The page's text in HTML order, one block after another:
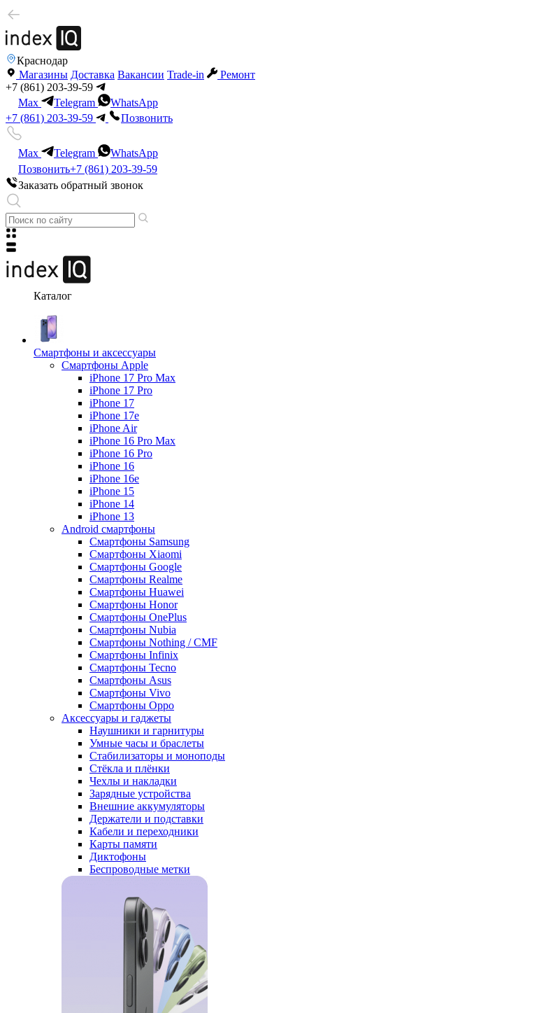
Краснодар
Магазины Доставка Вакансии Trade-in
Ремонт
+7 (861) 203-39-59
Max
Telegram
WhatsApp
+7 (861) 203-39-59
Позвонить
Max Telegram
WhatsApp
Позвонить+7 (861) 203-39-59
Заказать обратный звонок
Каталог
Смартфоны и аксессуары
Смартфоны Apple
iPhone 17 Pro Max
iPhone 17 Pro
iPhone 17
iPhone 17e
iPhone Air
iPhone 16 Pro Max
iPhone 16 Pro
iPhone 16
iPhone 16e
iPhone 15
iPhone 14
iPhone 13
Android cмартфоны
Смартфоны Samsung
Смартфоны Xiaomi
Смартфоны Google
Смартфоны Realme
Смартфоны Huawei
Смартфоны Honor
Смартфоны OnePlus
Смартфоны Nubia
Смартфоны Nothing / CMF
Смартфоны Infinix
Смартфоны Tecno
Смартфоны Asus
Смартфоны Vivo
Смартфоны Oppo
Аксессуары и гаджеты
Наушники и гарнитуры
Умные часы и браслеты
Стабилизаторы и моноподы
Стёкла и плёнки
Чехлы и накладки
Зарядные устройства
Внешние аккумуляторы
Держатели и подставки
Кабели и переходники
Карты памяти
Диктофоны
Беспроводные метки